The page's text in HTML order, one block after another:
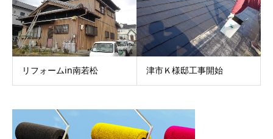
リフォームin南若松 津市Ｋ様邸工事開始